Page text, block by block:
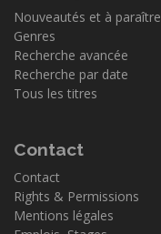
Nouveautés et à paraître
Genres
Recherche avancée
Recherche par date
Tous les titres
Contact
Contact
Rights & Permissions
Mentions légales